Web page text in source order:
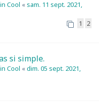
Cool «sam. 11 sept. 2021,
1 2
si simple.
Cool «dim. 05 sept. 2021,